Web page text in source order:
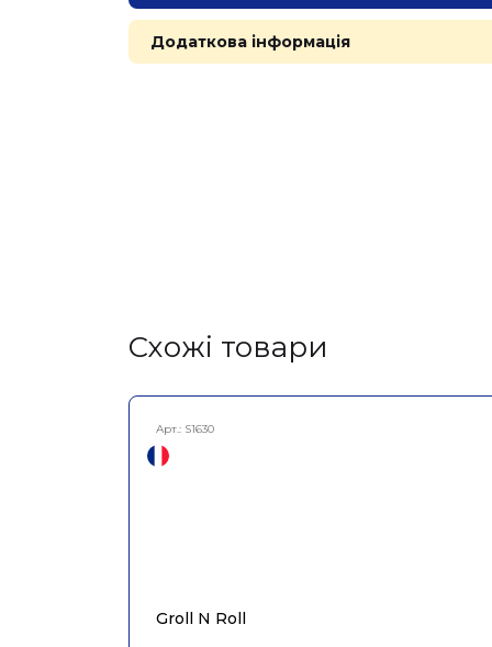
Додаткова інформація
Cхожі товари
Арт.: S1630
Groll N Roll